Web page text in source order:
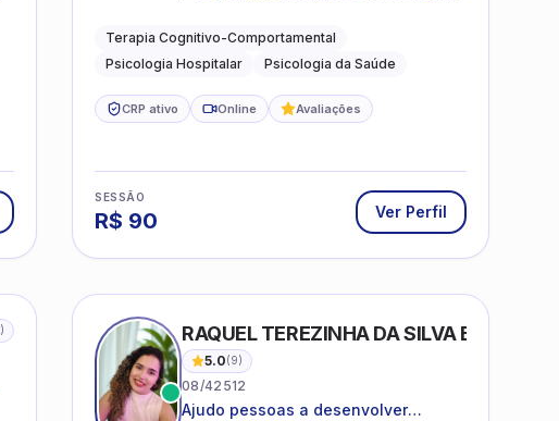
Terapia Cognitivo-Comportamental
Psicologia Hospitalar
Psicologia da Saúde
CRP ativo Online Avaliações
SESSÃO
R$ 90 Ver Perfil
) RAQUEL TEREZINHA DA SILVA BIONDI
5.0(9)
08/42512
Ajudo pessoas a desenvolver